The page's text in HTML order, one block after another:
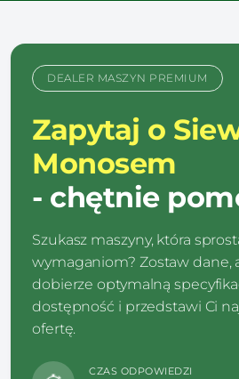
DEALER MASZYN PREMIUM
Zapytaj o
Monosem
- chętnie
Szukasz maszyny, która
wymaganiom? Zostaw dane,
dobierze optymalną
dostępność i przedstawi Ci
ofertę.
CZAS ODPOWIEDZI